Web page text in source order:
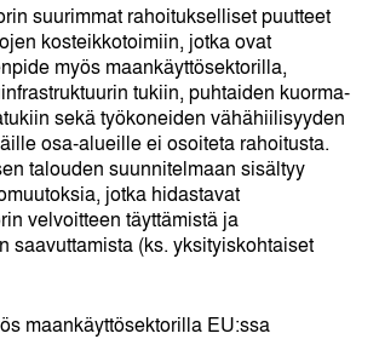
suurimmat rahoitukselliset puutteet
kosteikkotoimiin, jotka ovat
myös maankäyttösektorilla,
tukiin, puhtaiden kuorma-
sekä työkoneiden vähähiilisyyden
osa-alueille ei osoiteta rahoitusta.
talouden suunnitelmaan sisältyy
jotka hidastavat
velvoitteen täyttämistä ja
saavuttamista (ks. yksityiskohtaiset
maankäyttösektorilla EU:ssa